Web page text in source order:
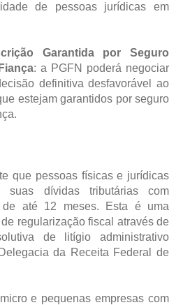
de pessoas jurídicas em
Garantida por Seguro
: a PGFN poderá negociar
definitiva desfavorável ao
estejam garantidos por seguro
que pessoas físicas e jurídicas
suas dívidas tributárias com
de até 12 meses. Esta é uma
regularização fiscal através de
de litígio administrativo
da Receita Federal de
e pequenas empresas com